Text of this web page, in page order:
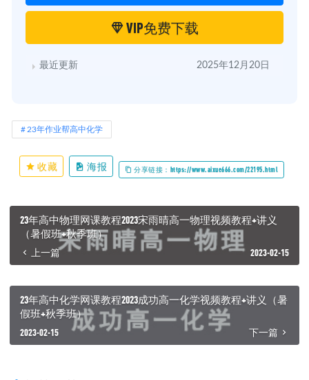
VIP免费下载
最近更新 2025年12月20日
23年作业帮高中化学
收藏 海报 分享链接：https://www.aixue666.com/22195.html
23年高中物理网课教程2023宋雨晴高一物理视频教程+讲义
（暑假班+秋季班）
上一篇 2023-02-15
23年高中化学网课教程2023成功高一化学视频教程+讲义（暑
假班+秋季班）
2023-02-15 下一篇